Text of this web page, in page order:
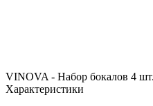
VINOVA - Набор бокалов 4
Характеристики